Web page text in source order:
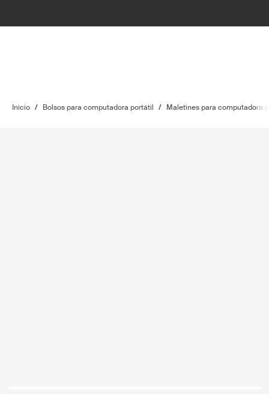
Inicio / Bolsos para computadora portátil / Maletines para computadora